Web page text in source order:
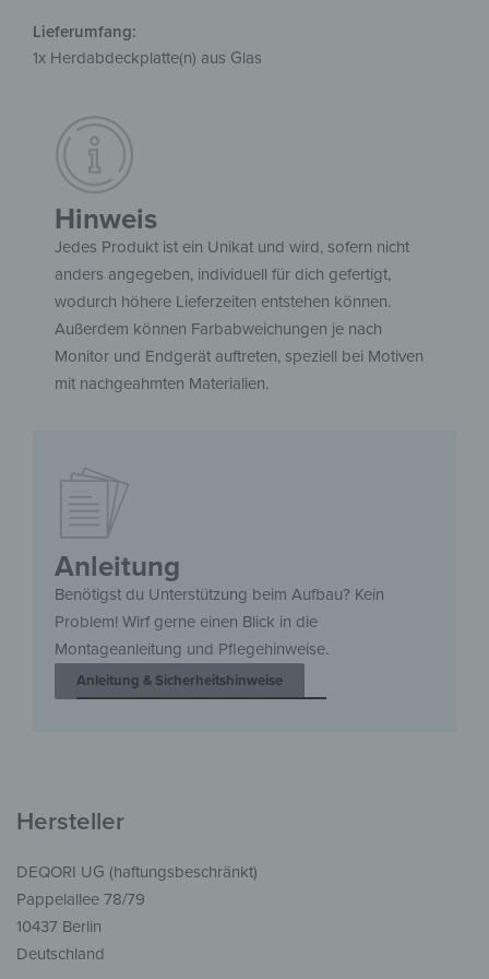
Lieferumfang:
1x Herdabdeckplatte(n) aus Glas
Anleitung
Benötigst du Unterstützung beim Aufbau? Kein
Problem! Wirf gerne einen Blick in die
Montageanleitung und Pflegehinweise.
Anleitung & Sicherheitshinweise
Hinweis
Jedes Produkt ist ein Unikat und wird, sofern nicht
anders angegeben, individuell für dich gefertigt,
wodurch höhere Lieferzeiten entstehen können.
Außerdem können Farbabweichungen je nach
Monitor und Endgerät auftreten, speziell bei Motiven
mit nachgeahmten Materialien.
Hersteller
DEQORI UG (haftungsbeschränkt)
Pappelallee 78/79
10437 Berlin
Deutschland